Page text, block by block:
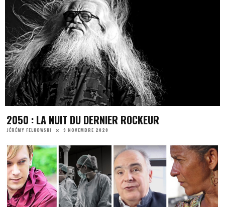
2050 : LA NUIT DU DERNIER ROCKEUR
JÉRÉMY FELKOWSKI 9 NOVEMBRE 2020